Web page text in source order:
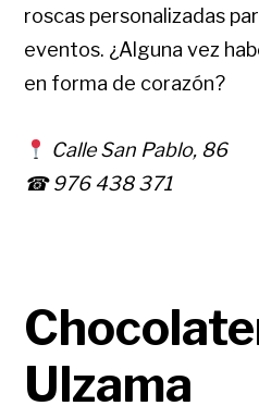
roscas personalizadas
eventos. ¿Alguna vez
en forma de corazón?
Calle San Pablo, 86
☎ 976 438 371
Ulzama